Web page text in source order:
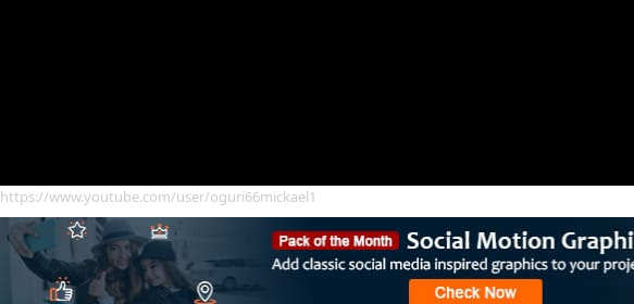
https://www.youtube.com/user/oguri66mickael1